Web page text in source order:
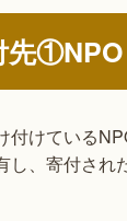
先①NPO
付けている
し、寄付され